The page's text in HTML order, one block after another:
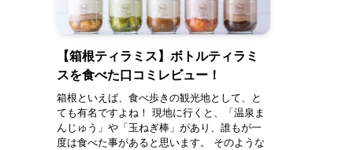
【箱根ティラミス】ボトルティラミ
スを食べた口コミレビュー！
箱根といえば、食べ歩きの観光地として、と
ても有名ですよね！ 現地に行くと、「温泉ま
んじゅう」や「玉ねぎ棒」があり、誰もが一
度は食べた事があると思います。 そのような